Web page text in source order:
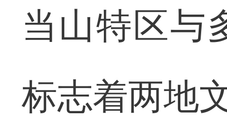
当山特区与
标志着两地